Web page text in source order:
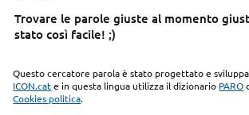
Trovare le parole giuste al momento
stato così facile! ;)
Questo cercatore parola è stato progettato e
ICON.cate in questa lingua utilizza il dizionario PARO
Cookies politica.